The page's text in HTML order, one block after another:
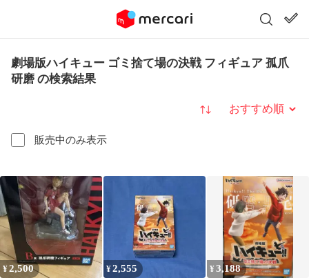
劇場版ハイキュー ゴミ捨て場の決戦 フィギュア 孤爪
研磨 の検索結果
販売中のみ表示
並び替え
¥2,500 ¥2,555 ¥3,188